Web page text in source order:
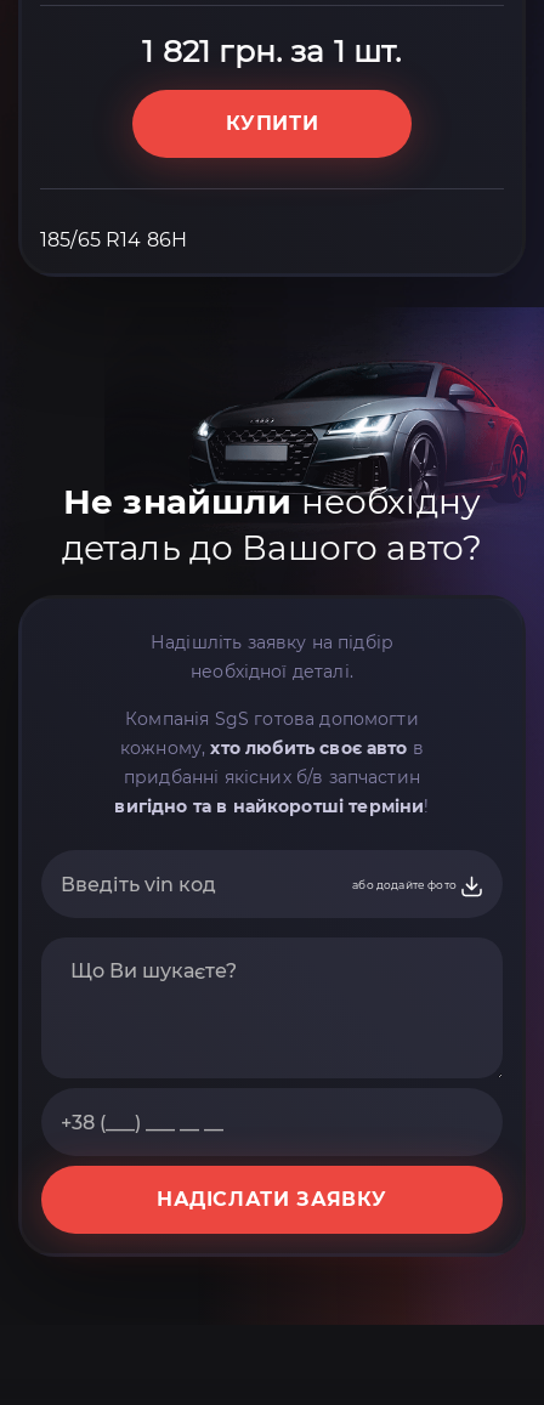
1 821 грн. за 1 шт.
КУПИТИ
185/65 R14 86H
Не знайшлинеобхідну
деталь до Вашого авто?
Надішліть заявку на підбір
необхідної деталі.
Компанія SgS готова допомогти
кожному,хто любить своє авто в
придбанні якісних б/в запчастин
вигідно та в найкоротші терміни!
або додайте фото
НАДІСЛАТИ ЗАЯВКУ